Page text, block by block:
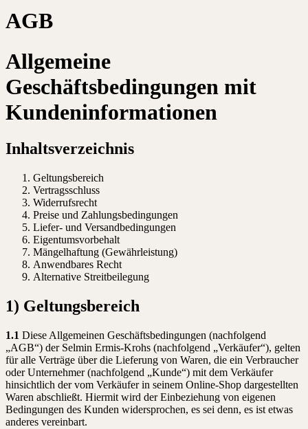
AGB
Allgemeine
Geschäftsbedingungen mit
Kundeninformationen
Inhaltsverzeichnis
Geltungsbereich
Vertragsschluss
Widerrufsrecht
Preise und Zahlungsbedingungen
Liefer- und Versandbedingungen
Eigentumsvorbehalt
Mängelhaftung (Gewährleistung)
Anwendbares Recht
Alternative Streitbeilegung
1) Geltungsbereich
1.1 Diese Allgemeinen Geschäftsbedingungen (nachfolgend
„AGB“) der Selmin Ermis-Krohs (nachfolgend „Verkäufer“), gelten
für alle Verträge über die Lieferung von Waren, die ein Verbraucher
oder Unternehmer (nachfolgend „Kunde“) mit dem Verkäufer
hinsichtlich der vom Verkäufer in seinem Online-Shop dargestellten
Waren abschließt. Hiermit wird der Einbeziehung von eigenen
Bedingungen des Kunden widersprochen, es sei denn, es ist etwas
anderes vereinbart.